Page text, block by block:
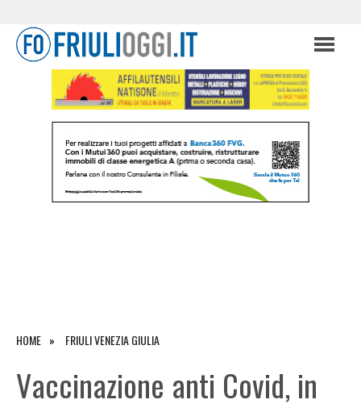
HOME FRIULI VENEZIA GIULIA
Vaccinazione anti Covid, in